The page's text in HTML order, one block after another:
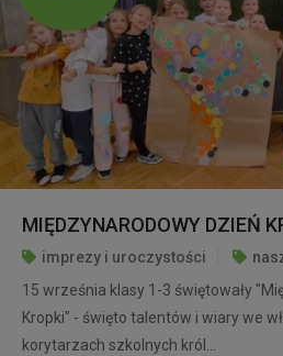
MIĘDZYNARODOWY DZIEŃ
imprezy i uroczystości
15 września klasy 1-3 świętowały
Kropki" - święto talentów i wiary we
korytarzach szkolnych król...